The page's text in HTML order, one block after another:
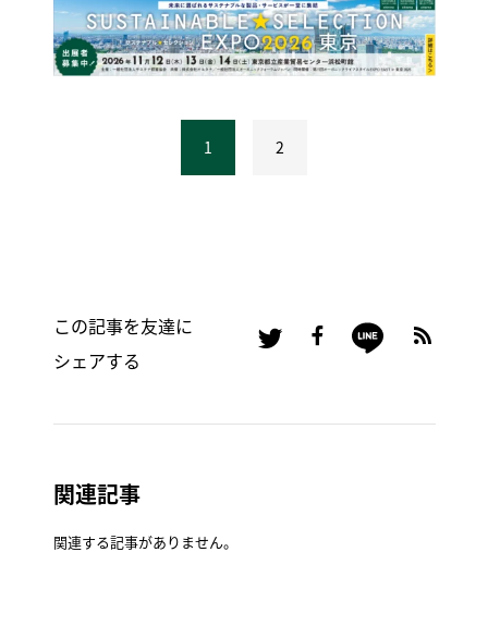
1 2
この記事を友達に
シェアする
関連記事
関連する記事がありません。